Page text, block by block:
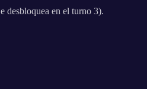
desbloquea en el turno 3).